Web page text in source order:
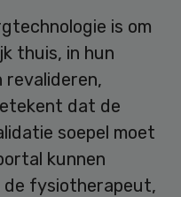
is om
thuis, in hun
revalideren,
dat de
soepel moet
kunnen
de fysiotherapeut,